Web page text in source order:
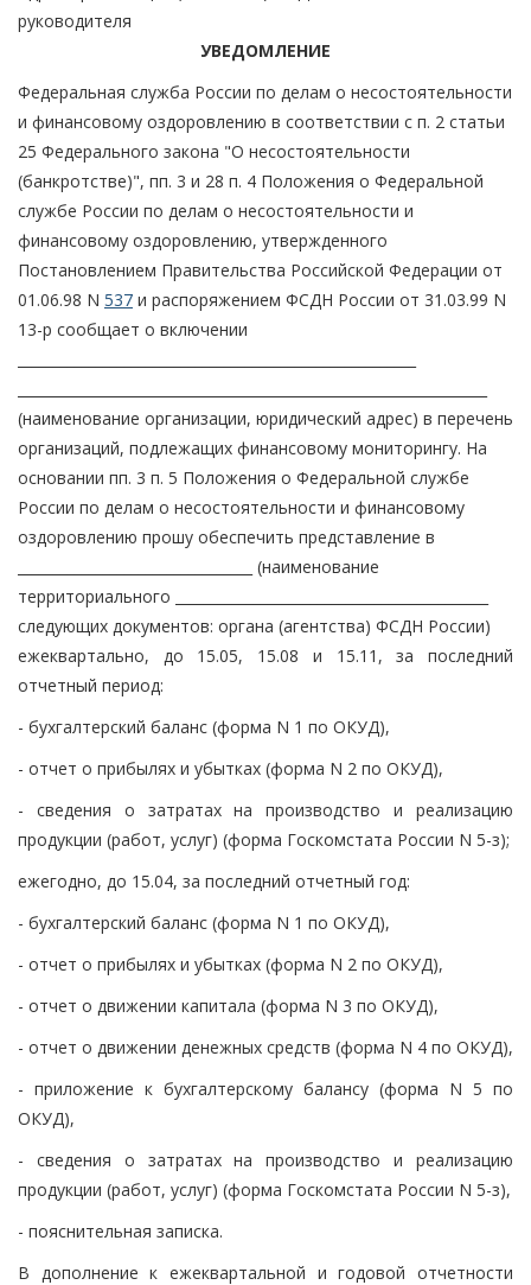
руководителя
УВЕДОМЛЕНИЕ
Федеральная служба России по делам о несостоятельности
и финансовому оздоровлению в соответствии с п. 2 статьи
25 Федерального закона "О несостоятельности
(банкротстве)", пп. 3 и 28 п. 4 Положения о Федеральной
службе России по делам о несостоятельности и
финансовому оздоровлению, утвержденного
Постановлением Правительства Российской Федерации от
01.06.98 N 537 и распоряжением ФСДН России от 31.03.99 N
13-р сообщает о включении
(наименование организации, юридический адрес) в перечень
организаций, подлежащих финансовому мониторингу. На
основании пп. 3 п. 5 Положения о Федеральной службе
России по делам о несостоятельности и финансовому
оздоровлению прошу обеспечить представление в
_________________________________ (наименование
территориального ____________________________________________
следующих документов: органа (агентства) ФСДН России)
ежеквартально, до 15.05, 15.08 и 15.11, за последний
отчетный период:
- бухгалтерский баланс (форма N 1 по ОКУД),
- отчет о прибылях и убытках (форма N 2 по ОКУД),
- сведения о затратах на производство и реализацию
продукции (работ, услуг) (форма Госкомстата России N 5-з);
ежегодно, до 15.04, за последний отчетный год:
- бухгалтерский баланс (форма N 1 по ОКУД),
- отчет о прибылях и убытках (форма N 2 по ОКУД),
- отчет о движении капитала (форма N 3 по ОКУД),
- отчет о движении денежных средств (форма N 4 по ОКУД),
- приложение к бухгалтерскому балансу (форма N 5 по
ОКУД),
- сведения о затратах на производство и реализацию
продукции (работ, услуг) (форма Госкомстата России N 5-з),
- пояснительная записка.
В дополнение к ежеквартальной и годовой отчетности